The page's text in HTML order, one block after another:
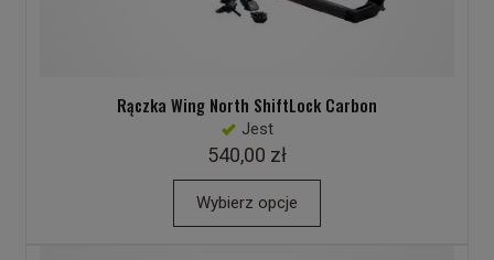
Rączka Wing North ShiftLock Carbon
Jest
540,00 zł
Wybierz opcje